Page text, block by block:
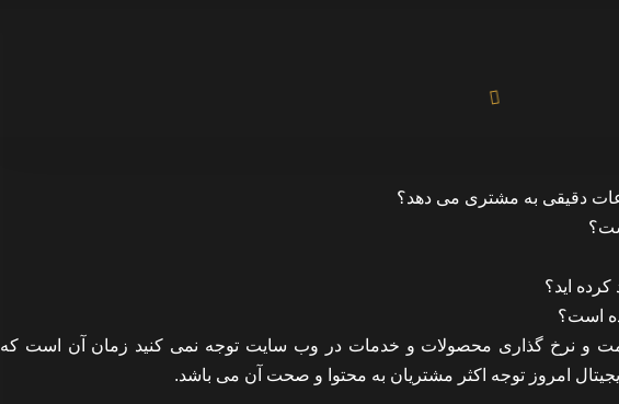
دقیقی به مشتری می دهد؟
است؟
و نرخ گذاری محصولات و خدمات در وب سایت توجه نمی کنید زمان آن است که
امروز توجه اکثر مشتریان به محتوا و صحت آن می باشد.